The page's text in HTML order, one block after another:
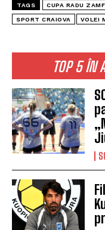
TOP 5 ÎN
TAGS CUPA RADU
SPORT CRAIOVA VOLEI